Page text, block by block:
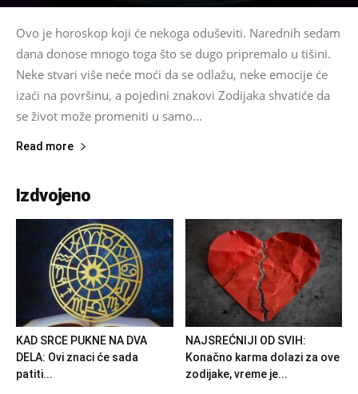
Ovo je horoskop koji će nekoga oduševiti. Narednih sedam
dana donose mnogo toga što se dugo pripremalo u tišini.
Neke stvari više neće moći da se odlažu, neke emocije će
izaći na površinu, a pojedini znakovi Zodijaka shvatiće da
se život može promeniti u samo...
Read more
Izdvojeno
KAD SRCE PUKNE NA DVA
DELA: Ovi znaci će sada
patiti...
NAJSREĆNIJI OD SVIH:
Konačno karma dolazi za ove
zodijake, vreme je...